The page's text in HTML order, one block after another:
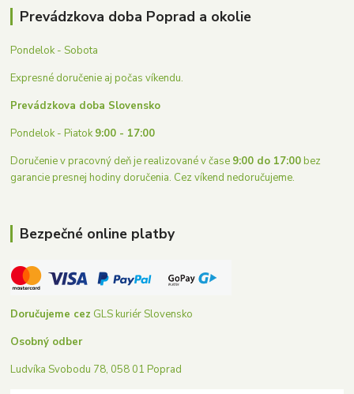
Prevádzkova doba Poprad a okolie
Pondelok - Sobota
Expresné doručenie aj počas víkendu.
Prevádzkova doba Slovensko
Pondelok - Piatok9:00 - 17:00
Doručenie v pracovný deň je realizované v čase 9:00 do 17:00bez
garancie presnej hodiny doručenia. Cez víkend nedoručujeme.
Bezpečné online platby
Doručujeme cez GLS kuriér Slovensko
Osobný odber
Ludvíka Svobodu 78, 058 01 Poprad